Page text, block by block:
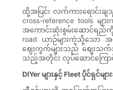
ထို့အပြင်၊ လက်ကားရောင်း
cross-reference tools
အကောင်းဆုံးစွမ်းဆောင်ရည်ကို
road ယာဉ်များကဲ့သို့သော
ဈေးကွက်များသည် စျေးသက်
သည့်အတိုင်း လုပ်ဆောင်ကြော
DIYer များနှင့် Fleet ပိုင်ရှင်